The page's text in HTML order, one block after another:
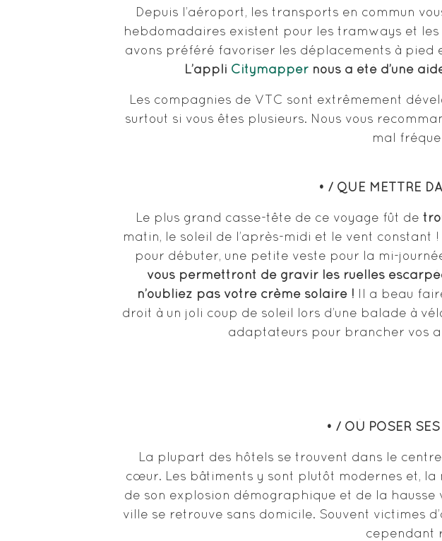
Depuis l’aéroport, les transports en commun
hebdomadaires existent pour les tramways et les
avons préféré favoriser les déplacements à
L’appli Citymapper nous a été d’une
Les compagnies de VTC sont extrêmement
surtout si vous êtes plusieurs. Nous vous
mal
• / QUE METTRE
Le plus grand casse-tête de ce voyage fût de
matin, le soleil de l’après-midi et le vent constant
pour débuter, une petite veste pour la mi-
vous permettront de gravir les ruelles
n’oubliez pas votre crème solaire ! Il a beau
droit à un joli coup de soleil lors d’une balade à
adaptateurs pour brancher vos
• / OÙ POSER
La plupart des hôtels se trouvent dans le
cœur. Les bâtiments y sont plutôt modernes et, la
de son explosion démographique et de la
ville se retrouve sans domicile. Souvent victimes
cependant